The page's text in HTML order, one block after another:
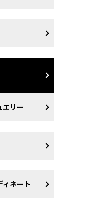
エリー
ィネート